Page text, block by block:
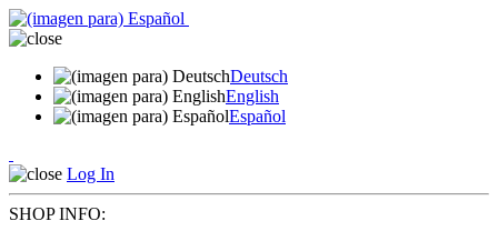
Deutsch
English
Español
Log In
SHOP INFO: